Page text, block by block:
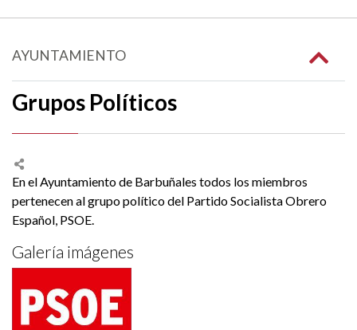
AYUNTAMIENTO
Grupos Políticos
En el Ayuntamiento de Barbuñales todos los miembros
pertenecen al grupo político del Partido Socialista Obrero
Español, PSOE.
Galería imágenes